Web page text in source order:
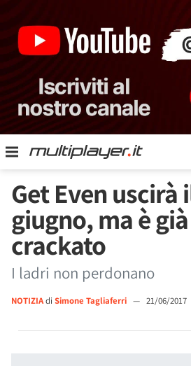
Get Even uscirà
giugno, ma è
crackato
I ladri non perdonano
NOTIZIAdi Simone Tagliaferri — 21/06/2017